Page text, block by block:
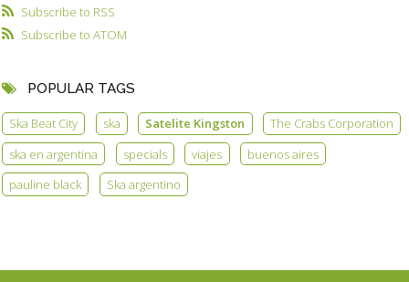
Subscribe to RSS
Subscribe to ATOM
POPULAR TAGS
Ska Beat City ska Satelite Kingston
The Crabs Corporation
ska en argentina
specials viajes
buenos aires
pauline black
Ska argentino